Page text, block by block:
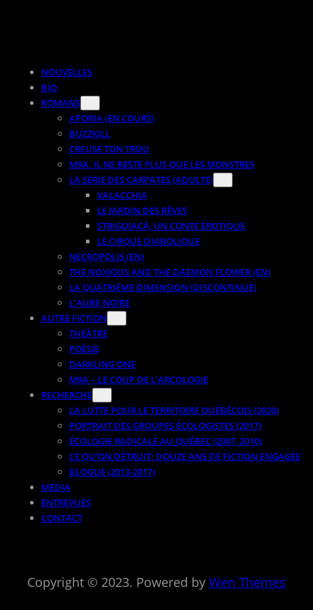
NOUVELLES
BIO
ROMANS
APORIA (EN COURS)
BUZZKILL
CREUSE TON TROU
M9A. IL NE RESTE PLUS QUE LES MONSTRES
LA SÉRIE DES CARPATES (ADULTE)
VALACCHIA
LE JARDIN DES RÊVES
STRIGOIACĂ, UN CONTE ÉROTIQUE
LE CIRQUE DIABOLIQUE
NECROPOLIS (EN)
THE NOXIOUS AND THE DAEMON FLOWER (EN)
LA QUATRIÈME DIMENSION (DISCONTINUÉ)
L’AUBE NOIRE
AUTRE FICTION
THÉÂTRE
POÉSIE
DARKLING ONE
M9A – LE COUP DE L’ARCOLOGIE
RECHERCHE
LA LUTTE POUR LE TERRITOIRE QUÉBÉCOIS (2020)
PORTRAIT DES GROUPES ÉCOLOGISTES (2017)
ÉCOLOGIE RADICALE AU QUÉBEC (2007, 2010)
CE QU’ON DÉTRUIT: DOUZE ANS DE FICTION ENGAGÉE
BLOGUE (2013-2017)
MEDIA
ENTREVUES
CONTACT
Copyright © 2023. Powered by Wen Themes